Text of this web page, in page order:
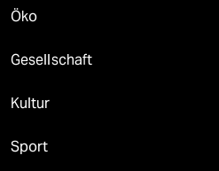
Öko
Gesellschaft
Kultur
Sport